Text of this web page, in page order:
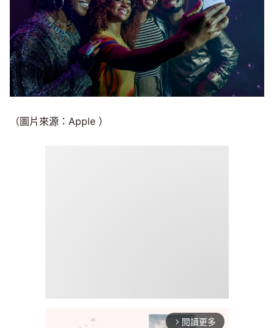
（圖片來源：Apple ）
arrow_forward_ios 閱讀更多